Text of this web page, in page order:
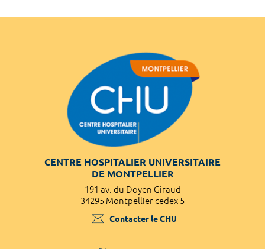
CENTRE HOSPITALIER UNIVERSITAIRE
DE MONTPELLIER
191 av. du Doyen Giraud
34295 Montpellier cedex 5
Contacter le CHU